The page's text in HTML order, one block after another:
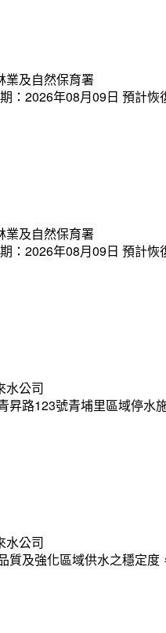
業及自然保育署
：2026年08月09日 預計
業及自然保育署
：2026年08月09日 預計
水公司
昇路123號青埔里區域停水
水公司
質及強化區域供水之穩定